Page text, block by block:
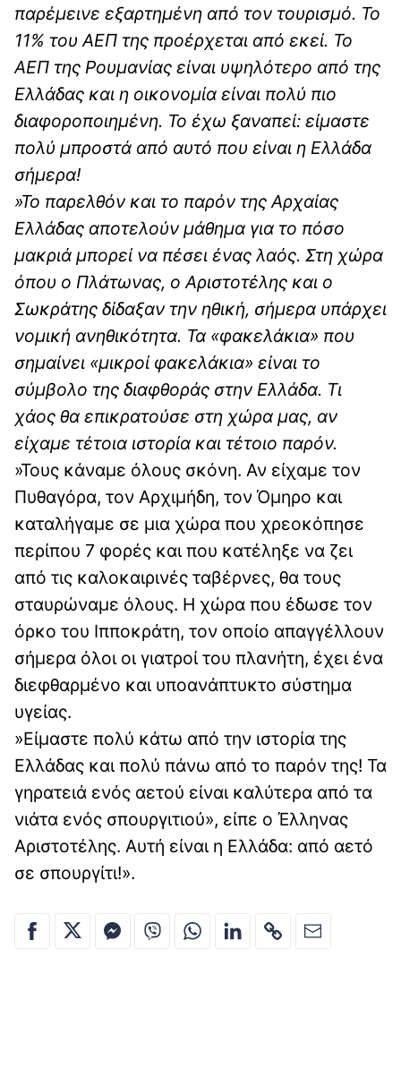
παρέμεινε εξαρτημένη από τον τουρισμό. Το
11% του ΑΕΠ της προέρχεται από εκεί. Το
ΑΕΠ της Ρουμανίας είναι υψηλότερο από της
Ελλάδας και η οικονομία είναι πολύ πιο
διαφοροποιημένη. Το έχω ξαναπεί: είμαστε
πολύ μπροστά από αυτό που είναι η Ελλάδα
σήμερα!
»Το παρελθόν και το παρόν της Αρχαίας
Ελλάδας αποτελούν μάθημα για το πόσο
μακριά μπορεί να πέσει ένας λαός. Στη χώρα
όπου ο Πλάτωνας, ο Αριστοτέλης και ο
Σωκράτης δίδαξαν την ηθική, σήμερα υπάρχει
νομική ανηθικότητα. Τα «φακελάκια» που
σημαίνει «μικροί φακελάκια» είναι το
σύμβολο της διαφθοράς στην Ελλάδα. Τι
χάος θα επικρατούσε στη χώρα μας, αν
είχαμε τέτοια ιστορία και τέτοιο παρόν.
»Τους κάναμε όλους σκόνη. Αν είχαμε τον
Πυθαγόρα, τον Αρχιμήδη, τον Όμηρο και
καταλήγαμε σε μια χώρα που χρεοκόπησε
περίπου 7 φορές και που κατέληξε να ζει
από τις καλοκαιρινές ταβέρνες, θα τους
σταυρώναμε όλους. Η χώρα που έδωσε τον
όρκο του Ιπποκράτη, τον οποίο απαγγέλλουν
σήμερα όλοι οι γιατροί του πλανήτη, έχει ένα
διεφθαρμένο και υποανάπτυκτο σύστημα
υγείας.
»Είμαστε πολύ κάτω από την ιστορία της
Ελλάδας και πολύ πάνω από το παρόν της! Τα
γηρατειά ενός αετού είναι καλύτερα από τα
νιάτα ενός σπουργιτιού», είπε ο Έλληνας
Αριστοτέλης. Αυτή είναι η Ελλάδα: από αετό
σε σπουργίτι!».